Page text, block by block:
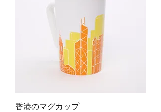
香港のマグカップ